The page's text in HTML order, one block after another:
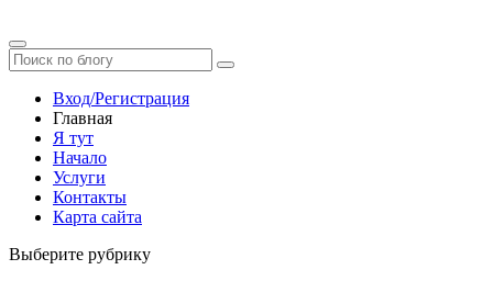
Вход/Регистрация
Главная
Я тут
Начало
Услуги
Контакты
Карта сайта
Выберите рубрику